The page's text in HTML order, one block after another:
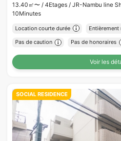
13.40㎡〜 / 4Etages / JR-Nambu line
10Minutes
Location courte durée Entièrement
Pas de caution Pas de honoraires
Voir les
SOCIAL RESIDENCE